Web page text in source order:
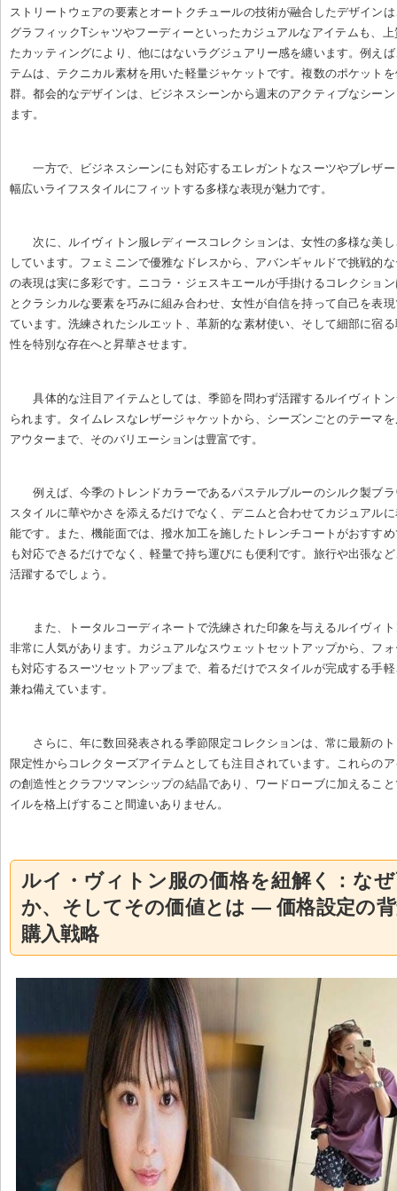
ストリートウェアの要素とオートクチュールの技術が融合したデザイン
グラフィックTシャツやフーディーといったカジュアルなアイテムも、
たカッティングにより、他にはないラグジュアリー感を纏います。例え
テムは、テクニカル素材を用いた軽量ジャケットです。複数のポケット
群。都会的なデザインは、ビジネスシーンから週末のアクティブなシー
ます。
一方で、ビジネスシーンにも対応するエレガントなスーツやブレザ
幅広いライフスタイルにフィットする多様な表現が魅力です。
次に、ルイヴィトン服レディースコレクションは、女性の多様な美
しています。フェミニンで優雅なドレスから、アバンギャルドで挑戦的
の表現は実に多彩です。ニコラ・ジェスキエールが手掛けるコレクショ
とクラシカルな要素を巧みに組み合わせ、女性が自信を持って自己を表
ています。洗練されたシルエット、革新的な素材使い、そして細部に宿
性を特別な存在へと昇華させます。
具体的な注目アイテムとしては、季節を問わず活躍するルイヴィト
られます。タイムレスなレザージャケットから、シーズンごとのテーマ
アウターまで、そのバリエーションは豊富です。
例えば、今季のトレンドカラーであるパステルブルーのシルク製ブ
スタイルに華やかさを添えるだけでなく、デニムと合わせてカジュアル
能です。また、機能面では、撥水加工を施したトレンチコートがおすす
も対応できるだけでなく、軽量で持ち運びにも便利です。旅行や出張な
活躍するでしょう。
また、トータルコーディネートで洗練された印象を与えるルイヴィ
非常に人気があります。カジュアルなスウェットセットアップから、フ
も対応するスーツセットアップまで、着るだけでスタイルが完成する手
兼ね備えています。
さらに、年に数回発表される季節限定コレクションは、常に最新の
限定性からコレクターズアイテムとしても注目されています。これらの
の創造性とクラフツマンシップの結晶であり、ワードローブに加えるこ
イルを格上げすること間違いありません。
ルイ・ヴィトン服の価格を紐解く：な
か、そしてその価値とは — 価格設定の
購入戦略